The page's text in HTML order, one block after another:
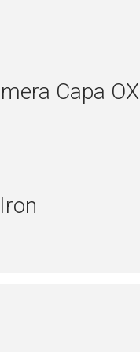
Capa